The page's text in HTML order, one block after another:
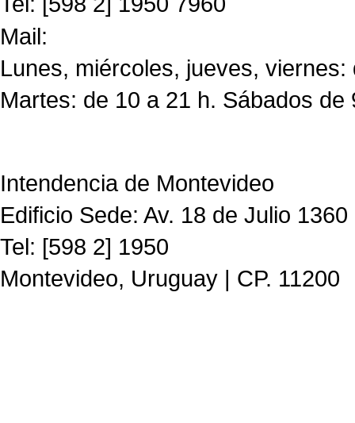
Mail:
Lunes, miércoles, jueves, viernes:
Martes: de 10 a 21 h. Sábados de
Intendencia de Montevideo
Edificio Sede: Av. 18 de Julio 1360
Tel: [598 2] 1950
Montevideo, Uruguay | CP. 11200